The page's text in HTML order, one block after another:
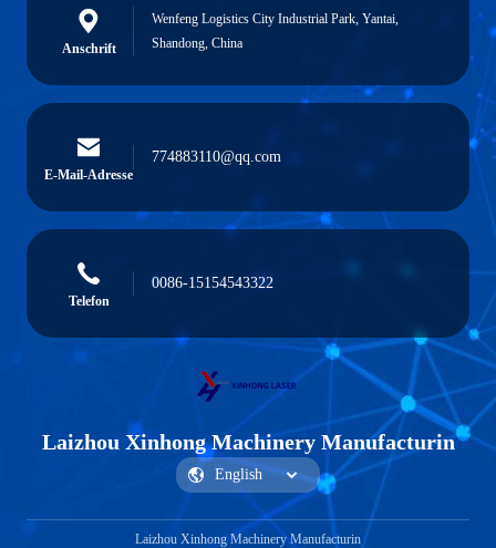
Anschrift
Wenfeng Logistics City Industrial Park, Yantai,
Shandong, China
E-Mail-Adresse
774883110@qq.com
Telefon
0086-15154543322
Laizhou Xinhong Machinery Manufacturin
Laizhou Xinhong Machinery Manufacturin